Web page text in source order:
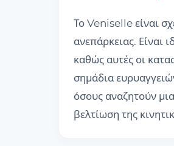
Το Veniselle είναι
ανεπάρκειας. Είναι
καθώς αυτές οι
σημάδια
όσους αναζητούν
βελτίωση της